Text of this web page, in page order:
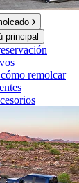
principal
remolcar